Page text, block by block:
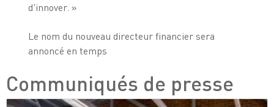
d'innover. »
Le nom du nouveau directeur financier sera
annoncé en temps
Communiqués de presse